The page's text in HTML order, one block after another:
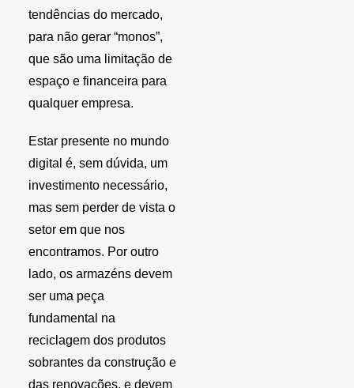
tendências do mercado,
para não gerar “monos”,
que são uma limitação de
espaço e financeira para
qualquer empresa.
Estar presente no mundo
digital é, sem dúvida, um
investimento necessário,
mas sem perder de vista o
setor em que nos
encontramos. Por outro
lado, os armazéns devem
ser uma peça
fundamental na
reciclagem dos produtos
sobrantes da construção e
das renovações, e devem